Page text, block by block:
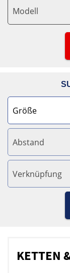
KETTEN